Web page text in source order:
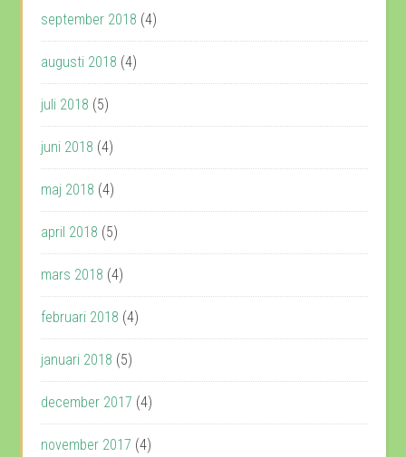
september 2018 (4)
augusti 2018 (4)
juli 2018 (5)
juni 2018 (4)
maj 2018 (4)
april 2018 (5)
mars 2018 (4)
februari 2018 (4)
januari 2018 (5)
december 2017 (4)
november 2017 (4)